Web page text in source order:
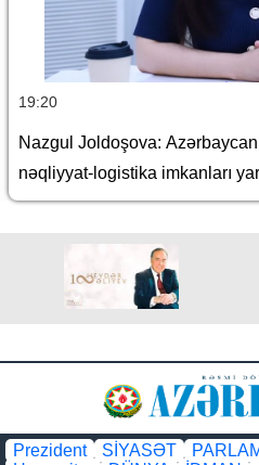
19:20
Nazgul Joldoşova: Azərbaycan
nəqliyyat-logistika imkanları
Prezident SİYASƏT